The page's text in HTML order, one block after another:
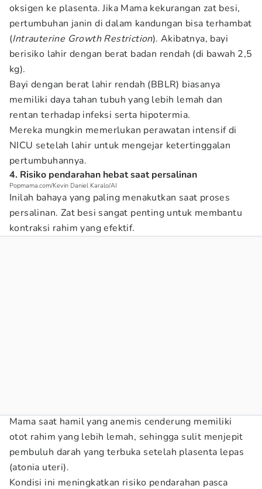
oksigen ke plasenta. Jika Mama kekurangan zat besi,
pertumbuhan janin di dalam kandungan bisa terhambat
(Intrauterine Growth Restriction). Akibatnya, bayi
berisiko lahir dengan berat badan rendah (di bawah 2,5
kg).
Bayi dengan berat lahir rendah (BBLR) biasanya
memiliki daya tahan tubuh yang lebih lemah dan
rentan terhadap infeksi serta hipotermia.
Mereka mungkin memerlukan perawatan intensif di
NICU setelah lahir untuk mengejar ketertinggalan
pertumbuhannya.
4. Risiko pendarahan hebat saat persalinan
Popmama.com/Kevin Daniel Karalo/AI
Inilah bahaya yang paling menakutkan saat proses
persalinan. Zat besi sangat penting untuk membantu
kontraksi rahim yang efektif.
Mama saat hamil yang anemis cenderung memiliki
otot rahim yang lebih lemah, sehingga sulit menjepit
pembuluh darah yang terbuka setelah plasenta lepas
(atonia uteri).
Kondisi ini meningkatkan risiko pendarahan pasca